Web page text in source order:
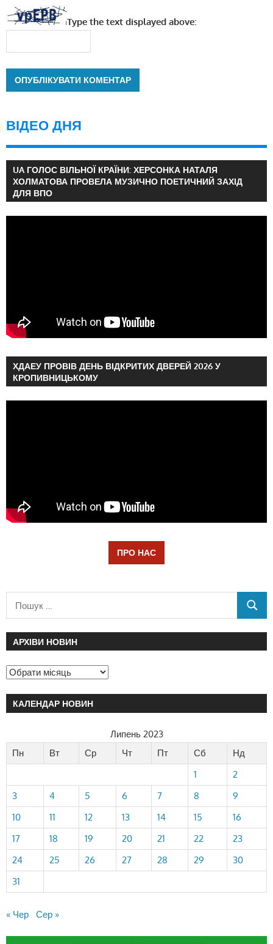
Type the text displayed above:
ВІДЕО ДНЯ
UA ГОЛОС ВІЛЬНОЇ КРАЇНИ: ХЕРСОНКА НАТАЛЯ
ХОЛМАТОВА ПРОВЕЛА МУЗИЧНО ПОЕТИЧНИЙ ЗАХІД
ДЛЯ ВПО
ХДАЕУ ПРОВІВ ДЕНЬ ВІДКРИТИХ ДВЕРЕЙ 2026 У
КРОПИВНИЦЬКОМУ
ПРО НАС
АРХІВИ НОВИН
КАЛЕНДАР НОВИН
Липень 2023
Пн
Вт Ср Чт Пт Сб
Нд
1
2
3
4 5 6 7 8
9
10
11 12 13 14 15
16
17
18 19 20 21 22
23
24
25 26 27 28 29
30
31
« Чер Сер »